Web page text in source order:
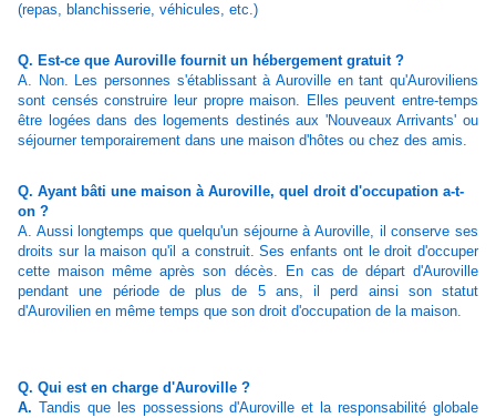
(repas, blanchisserie, véhicules, etc.)
Q. Est-ce que Auroville fournit un hébergement gratuit ?
A. Non. Les personnes s'établissant à Auroville en tant qu'Auroviliens
sont censés construire leur propre maison. Elles peuvent entre-temps
être logées dans des logements destinés aux 'Nouveaux Arrivants' ou
séjourner temporairement dans une maison d'hôtes ou chez des amis.
Q. Ayant bâti une maison à Auroville, quel droit d'occupation a-t-
on ?
A. Aussi longtemps que quelqu'un séjourne à Auroville, il conserve ses
droits sur la maison qu'il a construit. Ses enfants ont le droit d'occuper
cette maison même après son décès. En cas de départ d'Auroville
pendant une période de plus de 5 ans, il perd ainsi son statut
d'Aurovilien en même temps que son droit d'occupation de la maison.
Q. Qui est en charge d'Auroville ?
A. Tandis que les possessions d'Auroville et la responsabilité globale